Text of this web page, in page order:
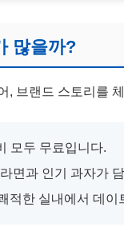
많을까?
, 브랜드 스토리를
모두 무료입니다.
면과 인기 과자가
적한 실내에서 데